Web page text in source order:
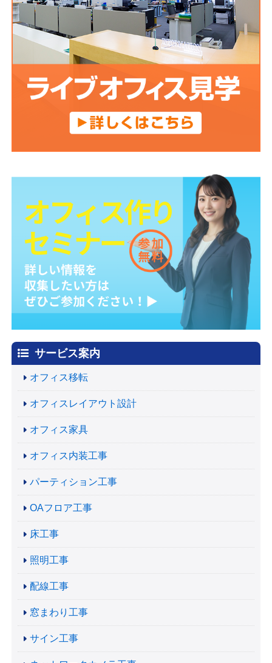
サービス案内
オフィス移転
オフィスレイアウト設計
オフィス家具
オフィス内装工事
パーティション工事
OAフロア工事
床工事
照明工事
配線工事
窓まわり工事
サイン工事